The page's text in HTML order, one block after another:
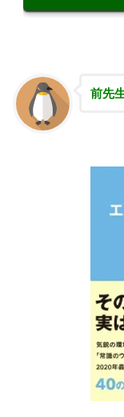
前先